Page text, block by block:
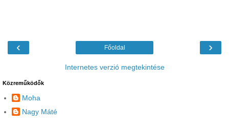
‹ ›
Főoldal
Internetes verzió megtekintése
Közreműködők
Moha
Nagy Máté